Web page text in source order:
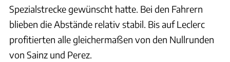
Spezialstrecke gewünscht hatte. Bei den Fahrern
blieben die Abstände relativ stabil. Bis auf Leclerc
profitierten alle gleichermaßen von den Nullrunden
von Sainz und Perez.